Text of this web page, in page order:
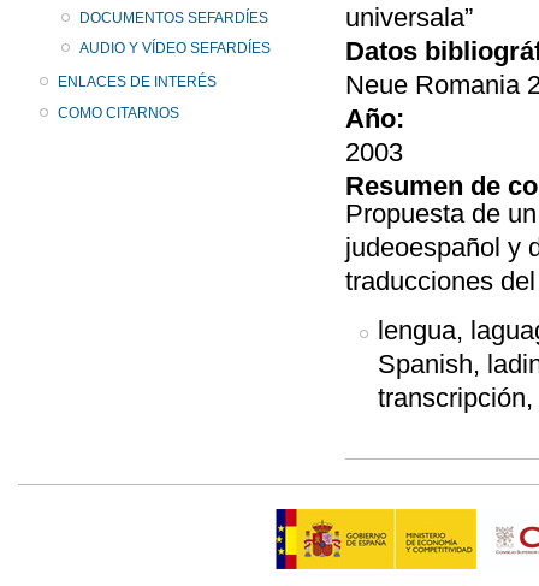
DOCUMENTOS SEFARDÍES
AUDIO Y VÍDEO SEFARDÍES
ENLACES DE INTERÉS
COMO CITARNOS
universala”
Datos
Neue Romania
Año:
2003
Resumen de
Propuesta de
judeoespañol y
traducciones
lengua,
Spanish,